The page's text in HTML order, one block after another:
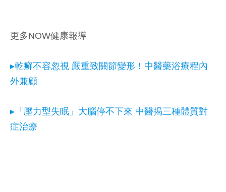
更多NOW健康報導
▸乾癬不容忽視 嚴重致關節變形！中醫藥浴療程內
外兼顧
▸「壓力型失眠」大腦停不下來 中醫揭三種體質對
症治療